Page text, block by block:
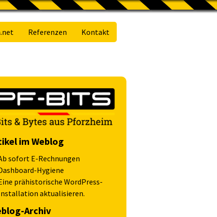
Referenzen Kontakt
im Weblog
sofort E-Rechnungen
Hygiene
prähistorische WordPress-
aktualisieren.
Archiv